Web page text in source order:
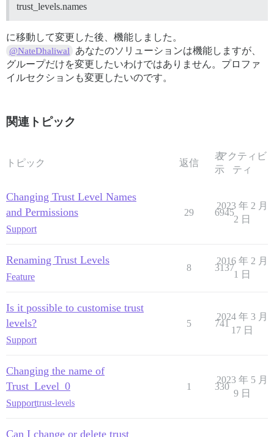
trust_levels.names
に移動して変更した後、機能しました。
@NateDhaliwal
あなたのソリューションは機能しますが、
グループだけを変更したいわけではありません。プロファ
イルセクションも変更したいのです。
関連トピック
トピック 返信
表
示
アクティビ
ティ
Changing Trust Level Names
and Permissions
Support
29 6945
2023 年 2 月
2 日
Renaming Trust Levels
Feature
8 3137
2016 年 2 月
1 日
Is it possible to customise trust
levels?
Support
5 741
2024 年 3 月
17 日
Changing the name of
Trust_Level_0
Supporttrust-levels
1 330
2023 年 5 月
9 日
Can I change or delete trust